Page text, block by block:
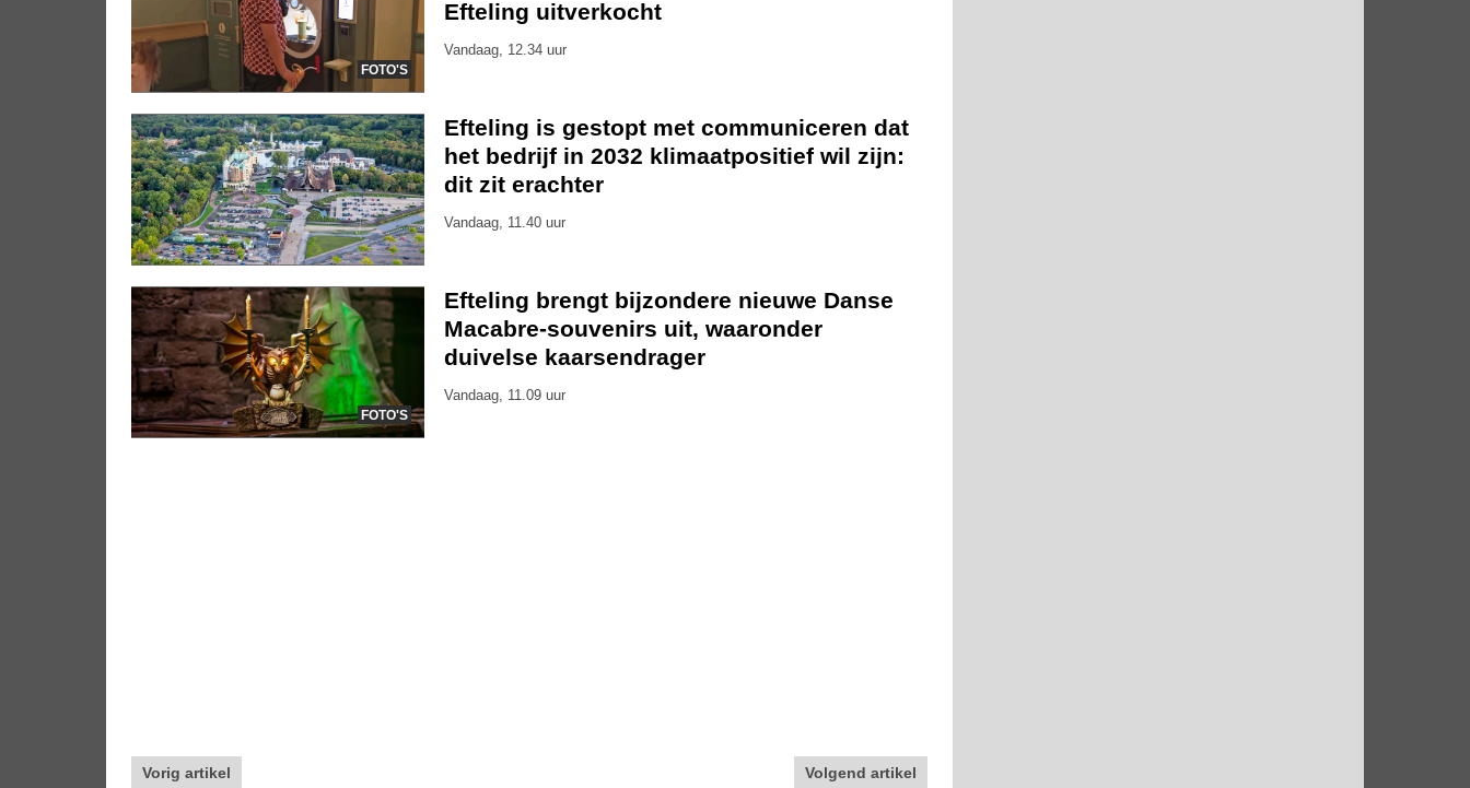
FOTO'S
Efteling uitverkocht
Vandaag, 12.34 uur
Efteling is gestopt met communiceren dat
het bedrijf in 2032 klimaatpositief wil zijn:
dit zit erachter
Vandaag, 11.40 uur
FOTO'S
Efteling brengt bijzondere nieuwe Danse
Macabre-souvenirs uit, waaronder
duivelse kaarsendrager
Vandaag, 11.09 uur
Vorig artikel Volgend artikel